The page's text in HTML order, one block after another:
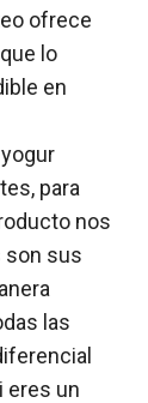
ofrece
lo
en
para
nos
son sus
las
eres un